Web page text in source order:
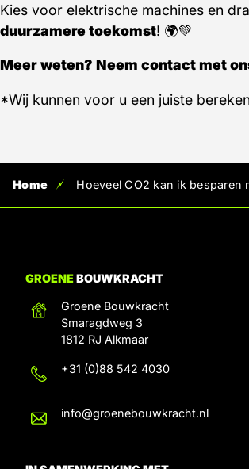
Kies voor elektrische machines en
duurzamere toekomst! 🌍💚
Meer weten? Neem contact met
*Wij kunnen voor u een juiste
Home Hoeveel CO2 kan ik
GROENEBOUWKRACHT
Groene Bouwkracht
Smaragdweg 3
1812 RJ Alkmaar
+31 (0)88 542 4030
info@groenebouwkracht.nl